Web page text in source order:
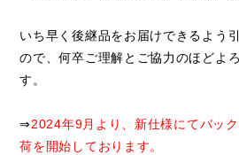
いち早く後継品をお届けできるよう
ので、何卒ご理解とご協力のほどよ
す。
⇒2024年9月より、新仕様にてバッ
荷を開始しております。